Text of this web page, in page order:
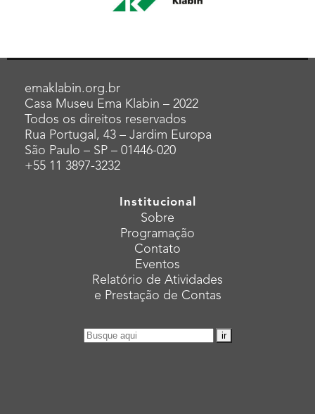
emaklabin.org.br
Casa Museu Ema Klabin – 2022
Todos os direitos reservados
Rua Portugal, 43 – Jardim Europa
São Paulo – SP – 01446-020
+55 11 3897-3232
Institucional
Sobre
Programação
Contato
Eventos
Relatório de Atividades
e Prestação de Contas